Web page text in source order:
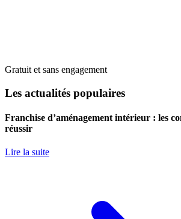
Gratuit et sans engagement
Les actualités populaires
Franchise d’aménagement intérieur : les
réussir
Lire la suite